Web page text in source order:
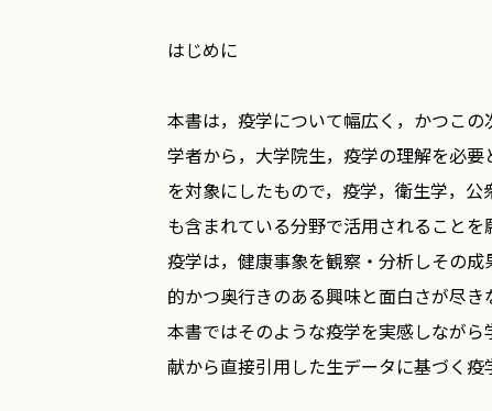
はじめに
本書は，疫学について幅広く，かつこ
学者から，大学院生，疫学の理解を必
を対象にしたもので，疫学，衛生学，
も含まれている分野で活用されることを
疫学は，健康事象を観察・分析しその
的かつ奥行きのある興味と面白さが尽き
本書ではそのような疫学を実感しなが
献から直接引用した生データに基づく